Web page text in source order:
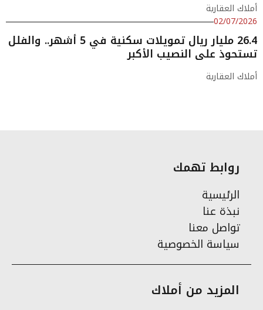
أملاك العقارية
02/07/2026
26.4 مليار ريال تمويلات سكنية في 5 أشهر.. والفلل
تستحوذ على النصيب الأكبر
أملاك العقارية
روابط تهمك
الرئيسية
نبذة عنا
تواصل معنا
سياسة الخصوصية
المزيد من أملاك